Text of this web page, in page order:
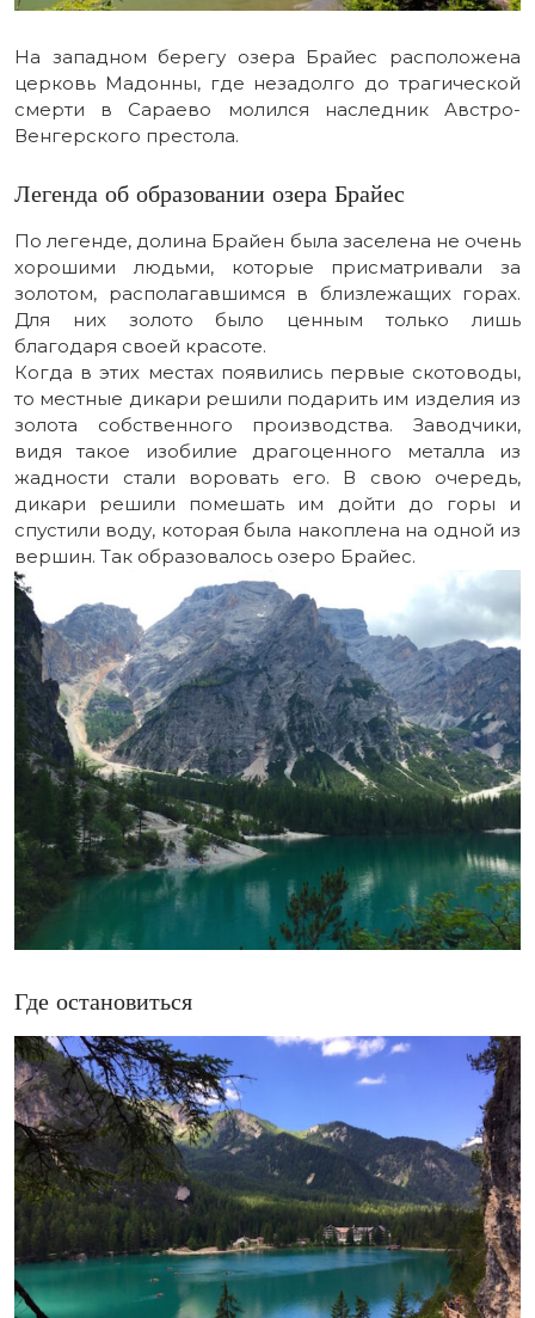
На западном берегу озера Брайес расположена
церковь Мадонны, где незадолго до трагической
смерти в Сараево молился наследник Австро-
Венгерского престола.
Легенда об образовании озера Брайес
По легенде, долина Брайен была заселена не очень
хорошими людьми, которые присматривали за
золотом, располагавшимся в близлежащих горах.
Для них золото было ценным только лишь
благодаря своей красоте.
Когда в этих местах появились первые скотоводы,
то местные дикари решили подарить им изделия из
золота собственного производства. Заводчики,
видя такое изобилие драгоценного металла из
жадности стали воровать его. В свою очередь,
дикари решили помешать им дойти до горы и
спустили воду, которая была накоплена на одной из
вершин. Так образовалось озеро Брайес.
Где остановиться